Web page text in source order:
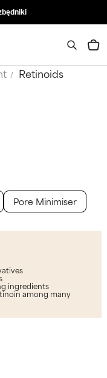
Retinoids
Pore Minimiser
ingredients
among many